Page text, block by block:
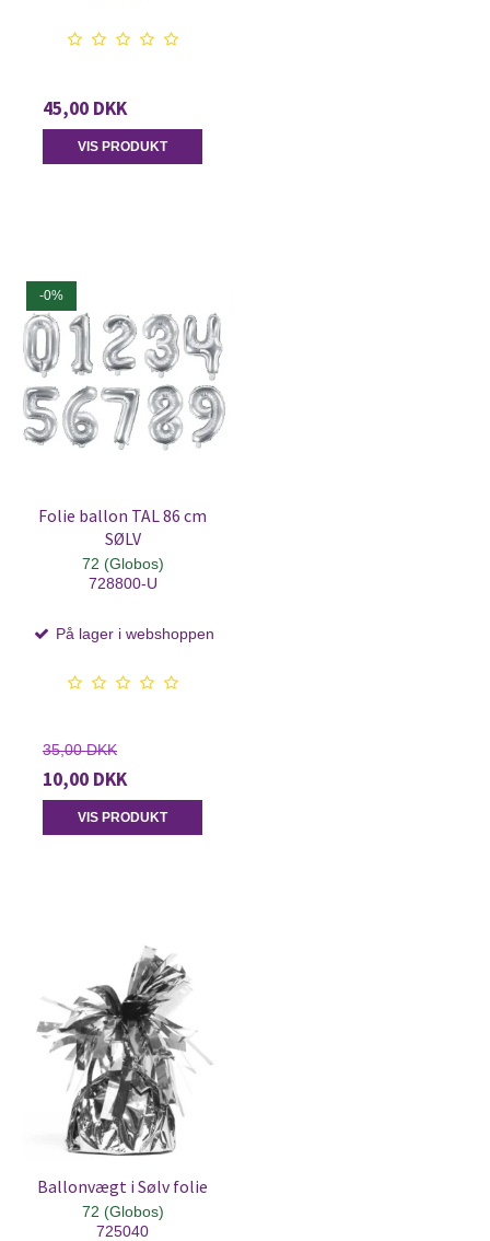
45,00 DKK
VIS PRODUKT
-0%
Folie ballon TAL 86 cm
SØLV
72 (Globos)
728800-U
På lager i webshoppen
35,00 DKK
10,00 DKK
VIS PRODUKT
Ballonvægt i Sølv folie
72 (Globos)
725040